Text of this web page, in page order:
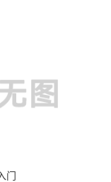
门